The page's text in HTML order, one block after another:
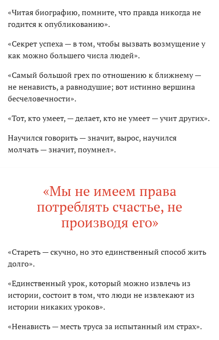
«Читая биографию, помните, что правда никогда не
годится к опубликованию».
«Секрет успеха — в том, чтобы вызвать возмущение у
как можно большего числа людей».
«Самый большой грех по отношению к ближнему —
не ненависть, а равнодушие; вот истинно вершина
бесчеловечности».
«Тот, кто умеет, — делает, кто не умеет — учит других».
Научился говорить — значит, вырос, научился
молчать — значит, поумнел».
«Мы не имеем права
потреблять счастье, не
производя его»
«Стареть — скучно, но это единственный способ жить
долго».
«Единственный урок, который можно извлечь из
истории, состоит в том, что люди не извлекают из
истории никаких уроков».
«Ненависть — месть труса за испытанный им страх».